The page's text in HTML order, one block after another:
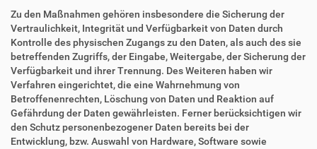
Zu den Maßnahmen gehören insbesondere die Sicherung der
Vertraulichkeit, Integrität und Verfügbarkeit von Daten durch
Kontrolle des physischen Zugangs zu den Daten, als auch des sie
betreffenden Zugriffs, der Eingabe, Weitergabe, der Sicherung der
Verfügbarkeit und ihrer Trennung. Des Weiteren haben wir
Verfahren eingerichtet, die eine Wahrnehmung von
Betroffenenrechten, Löschung von Daten und Reaktion auf
Gefährdung der Daten gewährleisten. Ferner berücksichtigen wir
den Schutz personenbezogener Daten bereits bei der
Entwicklung, bzw. Auswahl von Hardware, Software sowie